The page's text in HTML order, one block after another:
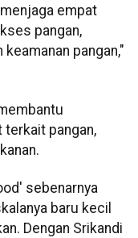
empat
pangan,
pangan,"
terkait pangan,
sebenarnya
baru kecil
Dengan Srikandi